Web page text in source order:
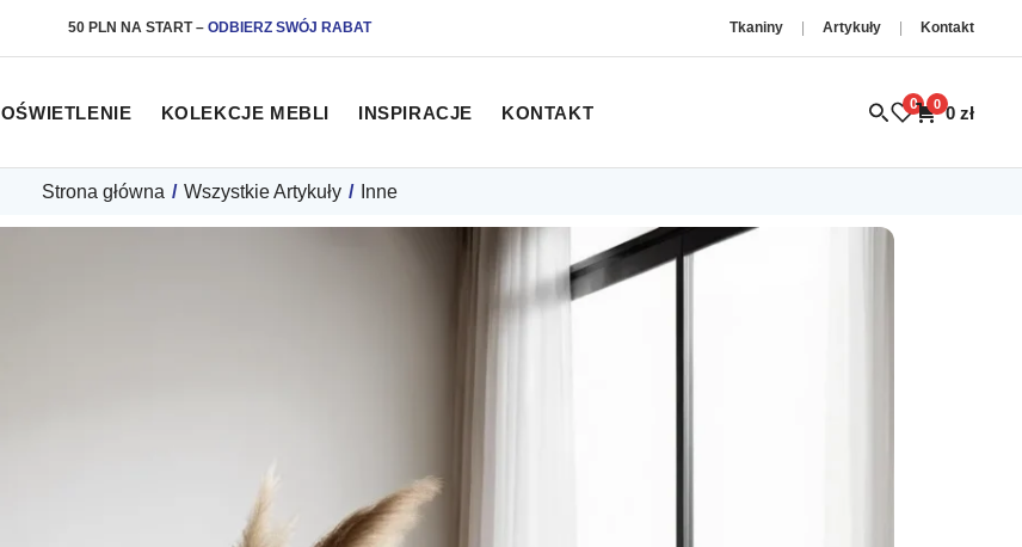
50 PLN NA START– ODBIERZ SWÓJ RABAT Tkaniny Artykuły Kontakt
OŚWIETLENIE KOLEKCJE MEBLI INSPIRACJE KONTAKT 0 0 0 zł
Strona główna / Wszystkie Artykuły / Inne